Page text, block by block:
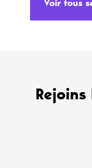
Voir tous
Rejoins